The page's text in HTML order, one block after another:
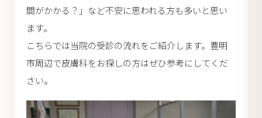
間がかかる？」など不安に思われる方も多いと思い
ます。
こちらでは当院の受診の流れをご紹介します。豊明
市周辺で皮膚科をお探しの方はぜひ参考にしてくだ
さい。